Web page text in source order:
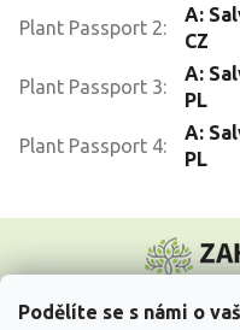
Podělíte se s námi o
Plant Passport 2:
A:
CZ
Plant Passport 3:
A:
PL
Plant Passport 4:
A:
PL
p